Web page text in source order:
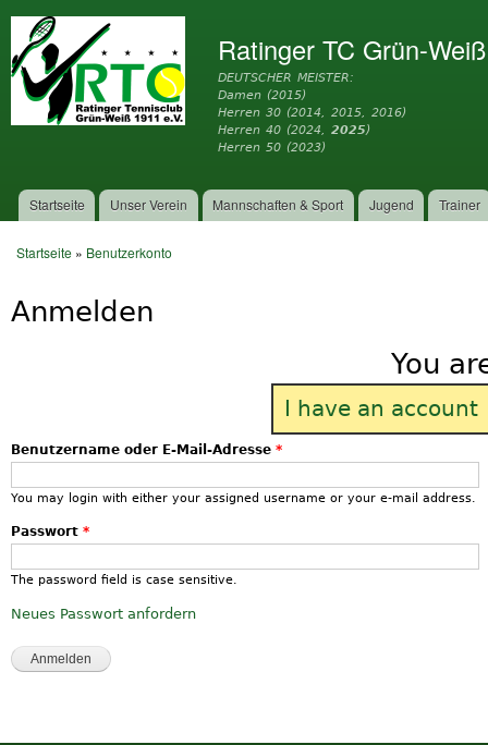
Ratinger TC Grün-
DEUTSCHER MEISTER:
Damen (2015)
Herren 30 (2014, 2015, 2016)
Herren 40 (2024,2025)
Herren 50 (2023)
Hauptmenü
Startseite Unser Verein Mannschaften & Sport Jugend Trainer
Startseite » Benutzerkonto
Anmelden
You
I have an account
Benutzername oder E-Mail-Adresse *
You may login with either your assigned username or your e-mail address.
Passwort *
The password field is case sensitive.
Neues Passwort anfordern